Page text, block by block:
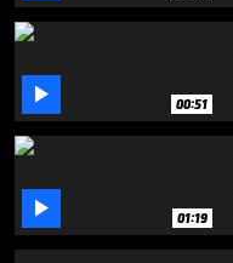
 00:51
 01:19